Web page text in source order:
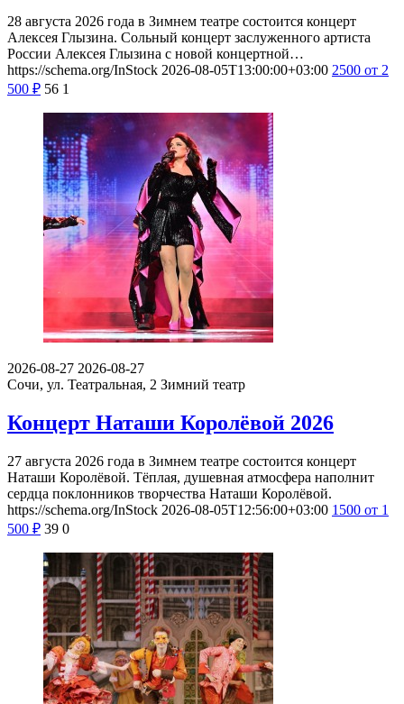
28 августа 2026 года в Зимнем театре состоится концерт
Алексея Глызина. Сольный концерт заслуженного артиста
России Алексея Глызина с новой концертной…
https://schema.org/InStock 2026-08-05T13:00:00+03:00 2500 от 2
500 ₽ 56 1
2026-08-27 2026-08-27
Сочи, ул. Театральная, 2 Зимний театр
Концерт Наташи Королёвой 2026
27 августа 2026 года в Зимнем театре состоится концерт
Наташи Королёвой. Тёплая, душевная атмосфера наполнит
сердца поклонников творчества Наташи Королёвой.
https://schema.org/InStock 2026-08-05T12:56:00+03:00 1500 от 1
500 ₽ 39 0